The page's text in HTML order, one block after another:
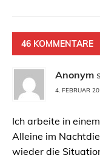
46 KOMMENTARE
Anonym
4. FEBRUAR
Ich arbeite in
Alleine im
wieder die